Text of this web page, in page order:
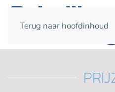
Terug naar hoofdinhoud